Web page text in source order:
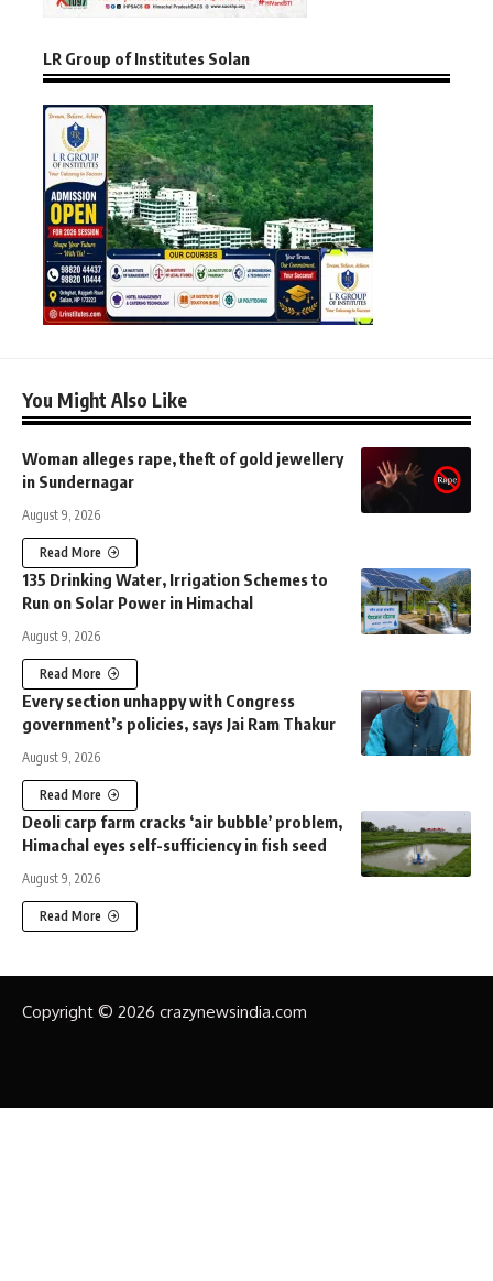
LR Group of Institutes Solan
You Might Also Like
Woman alleges rape, theft of gold jewellery
in Sundernagar
August 9, 2026
Read More
135 Drinking Water, Irrigation Schemes to
Run on Solar Power in Himachal
August 9, 2026
Read More
Every section unhappy with Congress
government’s policies, says Jai Ram Thakur
August 9, 2026
Read More
Deoli carp farm cracks ‘air bubble’ problem,
Himachal eyes self-sufficiency in fish seed
August 9, 2026
Read More
Copyright © 2026 crazynewsindia.com